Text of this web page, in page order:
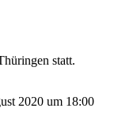
statt.
2020 um 18:00